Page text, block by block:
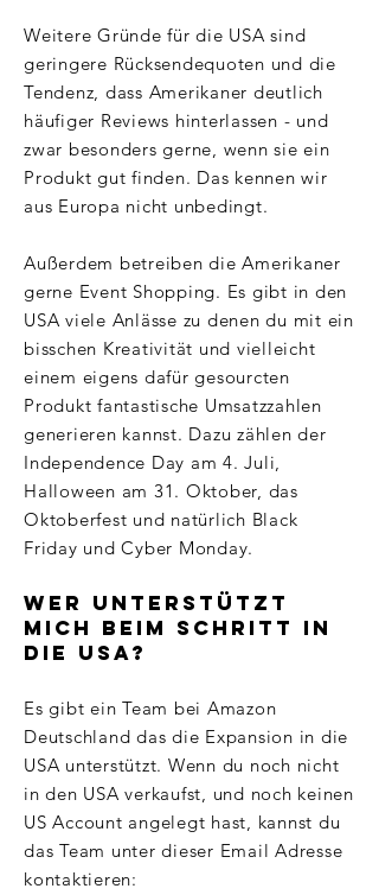
Weitere Gründe für die USA sind
geringere Rücksendequoten und die
Tendenz, dass Amerikaner deutlich
häufiger Reviews hinterlassen - und
zwar besonders gerne, wenn sie ein
Produkt gut finden. Das kennen wir
aus Europa nicht unbedingt.
Außerdem betreiben die Amerikaner
gerne Event Shopping. Es gibt in den
USA viele Anlässe zu denen du mit ein
bisschen Kreativität und vielleicht
einem eigens dafür gesourcten
Produkt fantastische Umsatzzahlen
generieren kannst. Dazu zählen der
Independence Day am 4. Juli,
Halloween am 31. Oktober, das
Oktoberfest und natürlich Black
Friday und Cyber Monday.
Wer unterstützt
mich beim Schritt in
die USA?
Es gibt ein Team bei Amazon
Deutschland das die Expansion in die
USA unterstützt. Wenn du noch nicht
in den USA verkaufst, und noch keinen
US Account angelegt hast, kannst du
das Team unter dieser Email Adresse
kontaktieren: